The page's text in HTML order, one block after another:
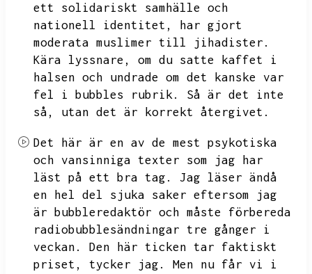
ett solidariskt samhälle och
nationell identitet,
har gjort
moderata muslimer till jihadister.
Kära lyssnare,
om du satte kaffet i
halsen och undrade om det kanske var
fel i bubbles rubrik.
Så är det inte
så,
utan det är korrekt återgivet.
Det här är en av de mest psykotiska
och vansinniga texter som jag har
läst på ett bra tag.
Jag läser ändå
en hel del sjuka saker eftersom jag
är bubbleredaktör och måste förbereda
radiobubblesändningar tre gånger i
veckan.
Den här ticken tar faktiskt
priset,
tycker jag.
Men nu får vi i